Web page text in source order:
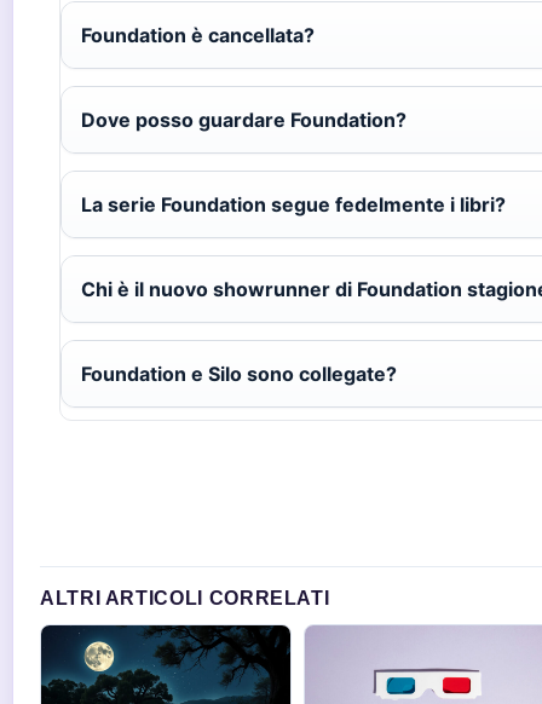
Foundation è cancellata?
Dove posso guardare Foundation?
La serie Foundation segue fedelmente i libri?
Chi è il nuovo showrunner di Foundation
Foundation e Silo sono collegate?
ALTRI ARTICOLI CORRELATI